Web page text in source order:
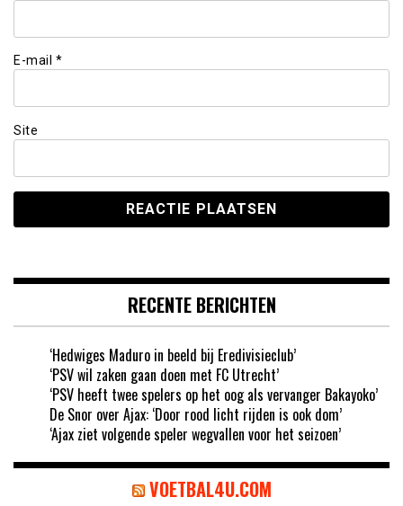
E-mail *
Site
RECENTE BERICHTEN
‘Hedwiges Maduro in beeld bij Eredivisieclub’
‘PSV wil zaken gaan doen met FC Utrecht’
‘PSV heeft twee spelers op het oog als vervanger Bakayoko’
De Snor over Ajax: ‘Door rood licht rijden is ook dom’
‘Ajax ziet volgende speler wegvallen voor het seizoen’
VOETBAL4U.COM